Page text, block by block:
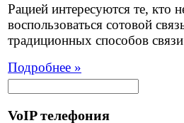
Рацией интересуются те, кто
воспользоваться сотовой
традиционных способов
Подробнее »
VoIP телефония